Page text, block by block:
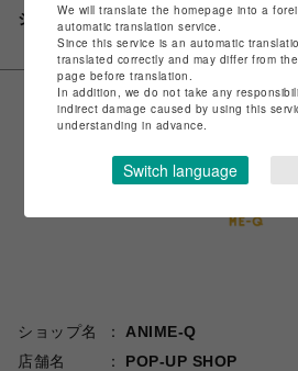
シェアする
ショップ名
ANIME-Q
店舗名
POP-UP SHOP
We will translate the homepage into a
automatic translation service.
Since this service is an automatic
translated correctly and may differ from
page before translation.
In addition, we do not take any
indirect damage caused by using this
understanding in advance.
Switch language